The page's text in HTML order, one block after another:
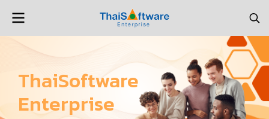
ThaiSoftware
Enterprise